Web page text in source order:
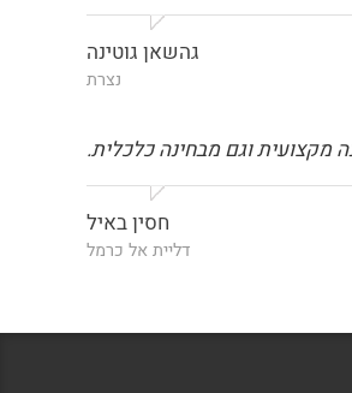
גהשאן גוטינה
נצרת
מקצועית וגם מבחינה כלכלית.
חסין באיל
דליית אל כרמל